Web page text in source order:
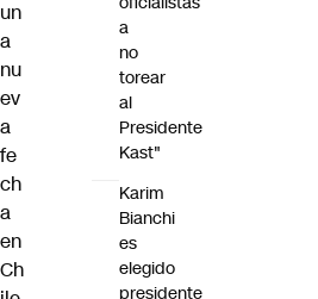
un
a
nu
ev
a
fe
ch
a
en
Ch
a
no
torear
al
Presidente
Kast"
Karim
Bianchi
es
elegido
presidente